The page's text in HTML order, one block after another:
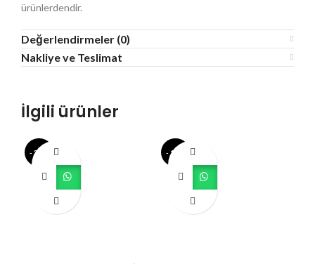
ürünlerdendir.
Değerlendirmeler (0)
Nakliye ve Teslimat
İlgili ürünler
- 23% - 12%